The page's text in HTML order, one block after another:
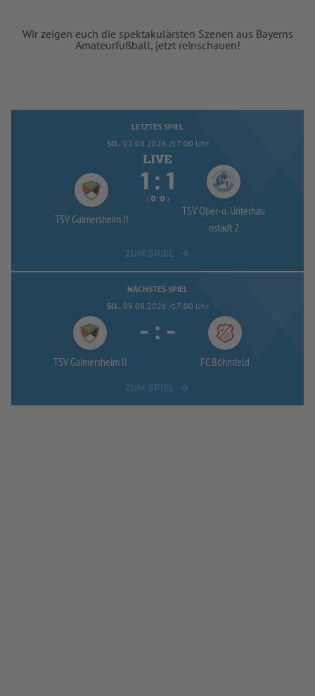
Wir zeigen euch die spektakulärsten Szenen aus Bayerns
Amateurfußball, jetzt reinschauen!
LETZTES SPIEL
SO.. 02.08.2026 /17:00 Uhr
TSV Gaimersheim II
 : 
( :  )
TSV Ober-u. Unterhau
nstadt 2
NÄCHSTES SPIEL
SO.. 09.08.2026 /17:00 Uhr
TSV Gaimersheim II
- : -
FC Böhmfeld